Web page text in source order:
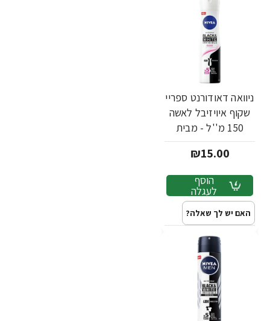
ניוואה דאודורנט ספריי
שקוף איויזיבל לאשה
150 מ''ל - מבית
NIVEA
₪15.00
הוסף
לעגלה
האם יש לך שאלה?